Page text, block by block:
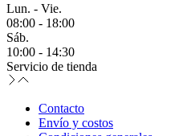
Lun. - Vie.
08:00 - 18:00
Sáb.
10:00 - 14:30
Servicio de tienda
Contacto
Envío y costos